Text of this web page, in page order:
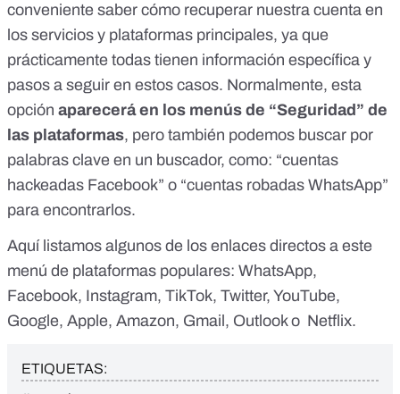
conveniente saber cómo recuperar nuestra cuenta en
los servicios y plataformas principales, ya que
prácticamente todas tienen información específica y
pasos a seguir en estos casos. Normalmente, esta
opción aparecerá en los menús de “Seguridad” de
las plataformas, pero también podemos buscar por
palabras clave en un buscador, como: “cuentas
hackeadas Facebook” o “cuentas robadas WhatsApp”
para encontrarlos.
Aquí listamos algunos de los enlaces directos a este
menú de plataformas populares: WhatsApp,
Facebook, Instagram, TikTok, Twitter, YouTube,
Google, Apple, Amazon, Gmail , Outlooko Netflix.
ETIQUETAS: